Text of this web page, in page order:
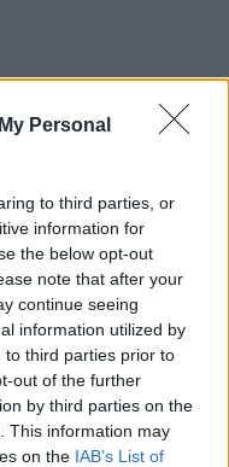
Personal
to third parties, or
information for
the below opt-out
note that after your
continue seeing
information utilized by
to third parties prior to
out of the further
by third parties on the
This information may
on the IAB’s List of